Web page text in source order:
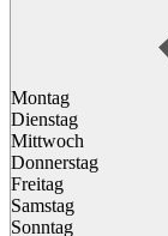
Montag
Dienstag
Mittwoch
Donnerstag
Freitag
Samstag
Sonntag